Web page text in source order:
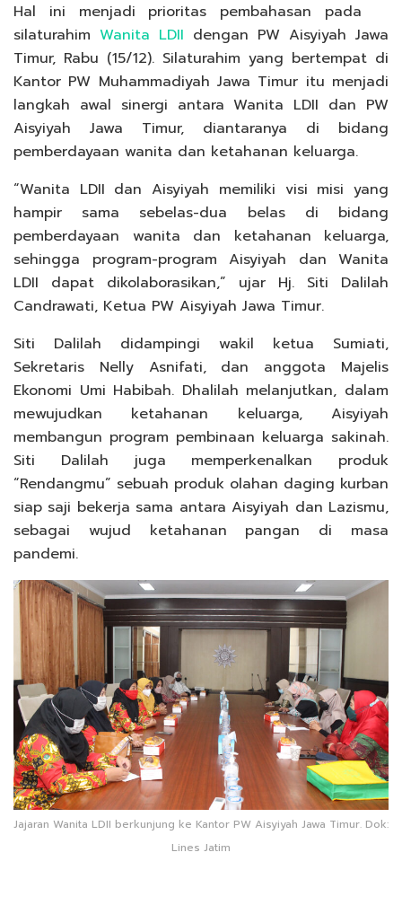
Hal ini menjadi prioritas pembahasan pada
silaturahim Wanita LDII dengan PW Aisyiyah Jawa
Timur, Rabu (15/12). Silaturahim yang bertempat di
Kantor PW Muhammadiyah Jawa Timur itu menjadi
langkah awal sinergi antara Wanita LDII dan PW
Aisyiyah Jawa Timur, diantaranya di bidang
pemberdayaan wanita dan ketahanan keluarga.
“Wanita LDII dan Aisyiyah memiliki visi misi yang
hampir sama sebelas-dua belas di bidang
pemberdayaan wanita dan ketahanan keluarga,
sehingga program-program Aisyiyah dan Wanita
LDII dapat dikolaborasikan,” ujar Hj. Siti Dalilah
Candrawati, Ketua PW Aisyiyah Jawa Timur.
Siti Dalilah didampingi wakil ketua Sumiati,
Sekretaris Nelly Asnifati, dan anggota Majelis
Ekonomi Umi Habibah. Dhalilah melanjutkan, dalam
mewujudkan ketahanan keluarga, Aisyiyah
membangun program pembinaan keluarga sakinah.
Siti Dalilah juga memperkenalkan produk
“Rendangmu” sebuah produk olahan daging kurban
siap saji bekerja sama antara Aisyiyah dan Lazismu,
sebagai wujud ketahanan pangan di masa
pandemi.
Jajaran Wanita LDII berkunjung ke Kantor PW Aisyiyah Jawa Timur. Dok:
Lines Jatim